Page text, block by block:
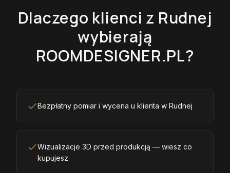
Dlaczego klienci z Rudnej
wybierają
ROOMDESIGNER.PL?
Bezpłatny pomiar i wycena u klienta w Rudnej
Wizualizacje 3D przed produkcją — wiesz co
kupujesz